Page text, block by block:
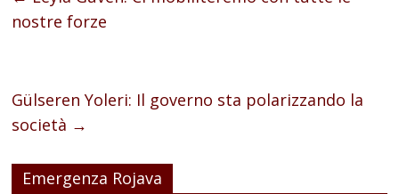
nostre forze
Gülseren Yoleri: Il governo sta polarizzando la
società →
Emergenza Rojava